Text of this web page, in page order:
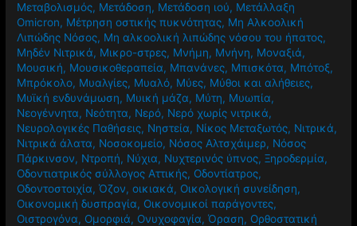
Μεταβολισμός, Μετάδοση, Μετάδοση ιού, Μετάλλαξη
Omicron, Μέτρηση οστικής πυκνότητας, Μη Αλκοολική
Λιπώδης Νόσος, Μη αλκοολική λιπώδης νόσου του ήπατος,
Μηδέν Νιτρικά, Μικρο-στρες, Μνήμη, Μνήνη, Μοναξιά,
Μουσική, Μουσικοθεραπεία, Μπανάνες, Μπισκότα, Μπότοξ,
Μπρόκολο, Μυαλγίες, Μυαλό, Μύες, Μύθοι και αλήθειες,
Μυϊκή ενδυνάμωση, Μυική μάζα, Μύτη, Μυωπία,
Νεογέννητα, Νεότητα, Νερό, Νερό χωρίς νιτρικά,
Νευρολογικές Παθήσεις, Νηστεία, Νίκος Μεταξωτός, Νιτρικά,
Νιτρικά άλατα, Νοσοκομείο, Νόσος Αλτσχάιμερ, Νόσος
Πάρκινσον, Ντροπή, Νύχια, Νυχτερινός ύπνος,Ξηροδερμία,
Οδοντιατρικός σύλλογος Αττικής, Οδοντίατρος,
Οδοντοστοιχία,Όζον,οικιακά, Οικολογική συνείδηση,
Οικονομική δυσπραγία, Οικονομικοί παράγοντες,
Οιστρογόνα, Ομορφιά, Ονυχοφαγία,Όραση, Ορθοστατική